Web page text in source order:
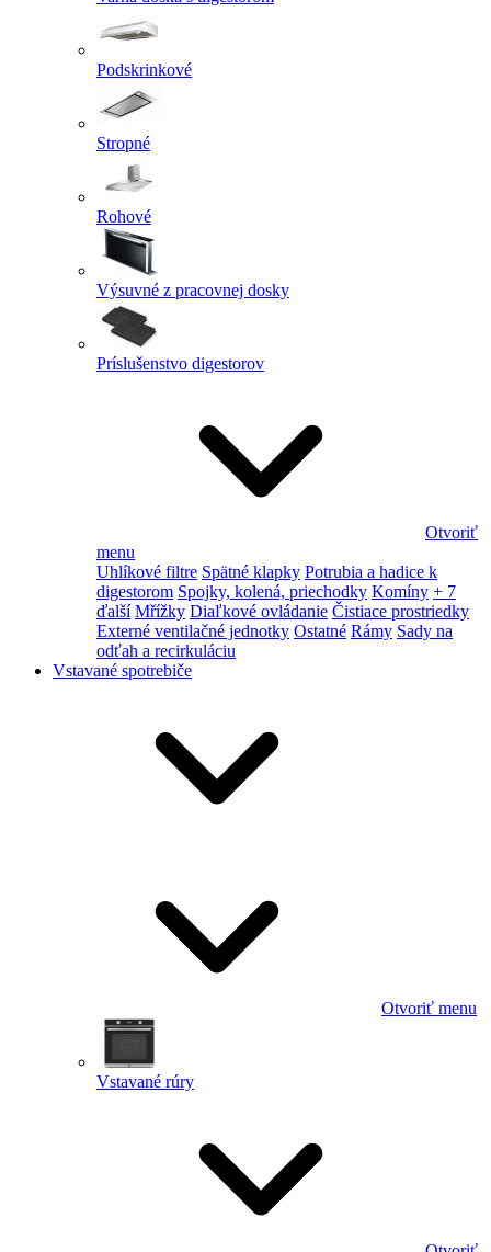
Podskrinkové
Stropné
Rohové
Výsuvné z pracovnej dosky
Príslušenstvo digestorov
Otvoriť
menu
Uhlíkové filtre Spätné klapky Potrubia a hadice k
digestorom Spojky, kolená, priechodky Komíny + 7
ďalší Mřížky Diaľkové ovládanie Čistiace prostriedky
Externé ventilačné jednotky Ostatné Rámy Sady na
odťah a recirkuláciu
Vstavané spotrebiče
Otvoriť menu
Vstavané rúry